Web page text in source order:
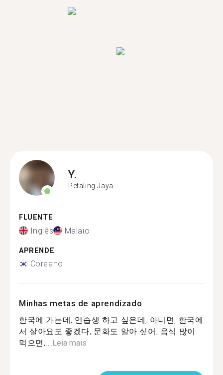
Y.
Petaling Jaya
FLUENTE
Inglês Malaio
APRENDE
Coreano
Minhas metas de aprendizado
한국에 가는데, 연습생 하고 싶은데, 아니면, 한국에
서 살아요도 좋겠다, 문화도 알아 싶어, 음식 많이
먹으면,...Leia mais